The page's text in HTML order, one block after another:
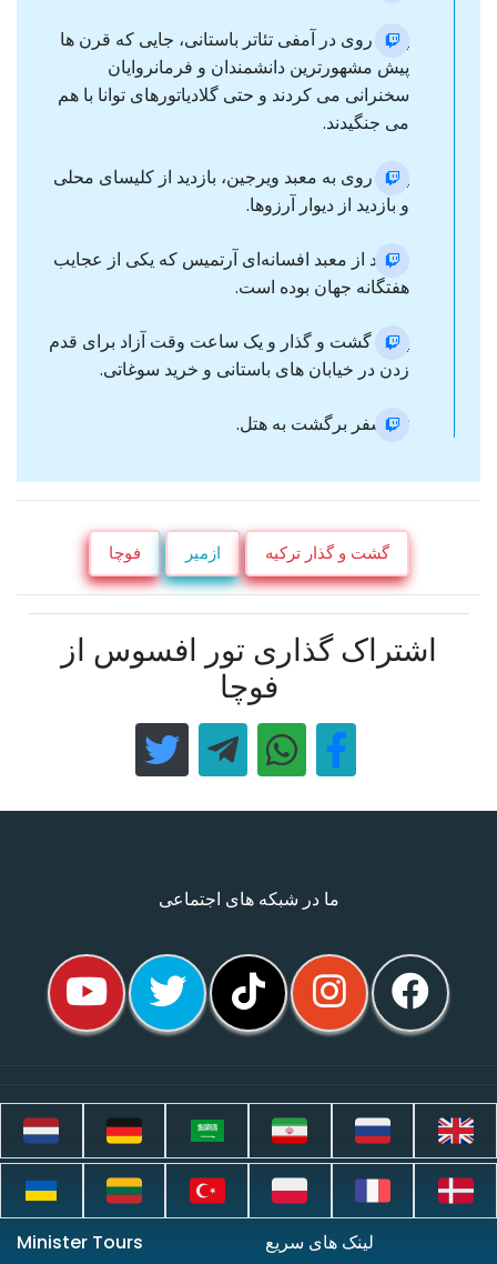
پیاده روی در آمفی تئاتر باستانی، جایی که قرن ها
پیش مشهورترین دانشمندان و فرمانروایان
سخنرانی می کردند و حتی گلادیاتورهای توانا با هم
می جنگیدند.
پیاده روی به معبد ویرجین، بازدید از کلیسای محلی
و بازدید از دیوار آرزوها.
بازدید از معبد افسانه‌ای آرتمیس که یکی از عجایب
هفتگانه جهان بوده است.
پایان گشت و گذار و یک ساعت وقت آزاد برای قدم
زدن در خیابان های باستانی و خرید سوغاتی.
ترانسفر برگشت به هتل.
گشت و گذار ترکیه ازمیر فوچا
اشتراک گذاری تور افسوس از
فوچا
ما در شبکه های اجتماعی
لینک های سریع Minister Tours